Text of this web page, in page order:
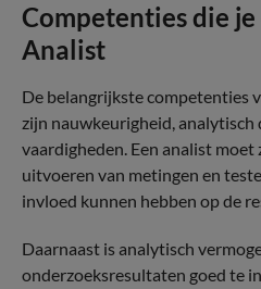
Competenties die
Analist
De belangrijkste competenties
zijn nauwkeurigheid, analytisch
vaardigheden. Een analist
uitvoeren van metingen en
invloed kunnen hebben op de
Daarnaast is analytisch
onderzoeksresultaten goed te